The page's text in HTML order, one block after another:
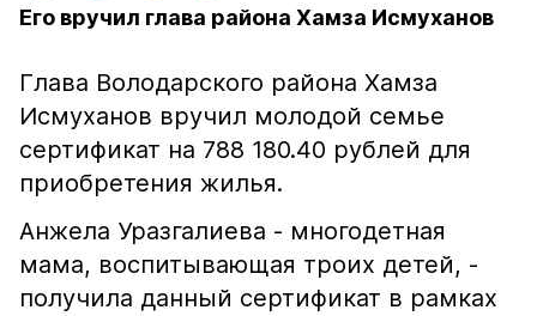
Его вручил глава района Хамза Исмуханов
Глава Володарского района Хамза
Исмуханов вручил молодой семье
сертификат на 788 180.40 рублей для
приобретения жилья.
Анжела Уразгалиева - многодетная
мама, воспитывающая троих детей, -
получила данный сертификат в рамках